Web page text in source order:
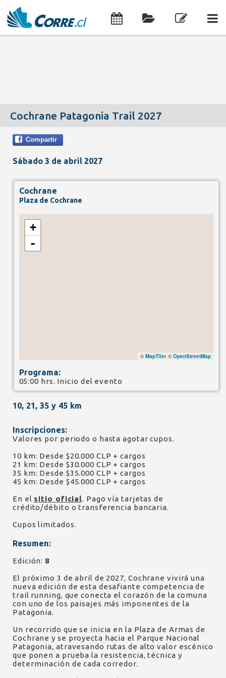
Cochrane Patagonia Trail 2027
Compartir
Sábado 3 de abril 2027
Cochrane
Plaza de Cochrane
+
-
© MapTiler© OpenStreetMap
Programa:
05:00 hrs. Inicio del evento
10, 21, 35 y 45 km
Inscripciones:
Valores por periodo o hasta agotar cupos.
10 km: Desde $20.000 CLP + cargos
21 km: Desde $30.000 CLP + cargos
35 km: Desde $35.000 CLP + cargos
45 km: Desde $45.000 CLP + cargos
En el sitio oficial. Pago vía tarjetas de
crédito/débito o transferencia bancaria.
Cupos limitados.
Resumen:
Edición: 8
El próximo 3 de abril de 2027, Cochrane vivirá una
nueva edición de esta desafiante competencia de
trail running, que conecta el corazón de la comuna
con uno de los paisajes más imponentes de la
Patagonia.
Un recorrido que se inicia en la Plaza de Armas de
Cochrane y se proyecta hacia el Parque Nacional
Patagonia, atravesando rutas de alto valor escénico
que ponen a prueba la resistencia, técnica y
determinación de cada corredor.